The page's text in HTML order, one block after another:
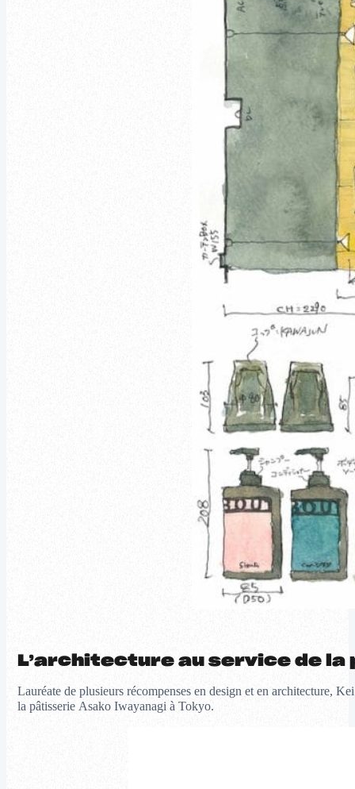
L’architecture au service de
Lauréate de plusieurs récompenses en design et en architecture,
la pâtisserie Asako Iwayanagi à Tokyo.